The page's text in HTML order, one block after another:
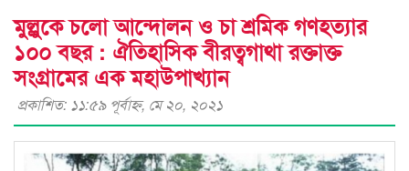
মুল্লুকে চলো আন্দোলন ও চা শ্রমিক গণহত্যার
১০০ বছর : ঐতিহাসিক বীরত্বগাথা রক্তাক্ত
সংগ্রামের এক মহাউপাখ্যান
প্রকাশিত: ১১:৫৯ পূর্বাহ্ণ, মে ২০, ২০২১